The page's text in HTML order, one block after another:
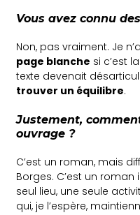
Vous avez connu
Non, pas vraiment. Je
page blanche si c’est
texte devenait
trouver un équilibre.
Justement,
ouvrage ?
C’est un roman, mais
Borges. C’est un
seul lieu, une seule
qui, je l’espère,